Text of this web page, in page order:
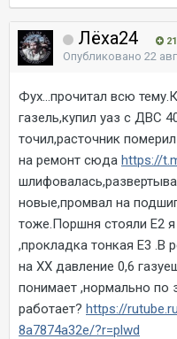
Лёха24
Опубликовано 22
Фух...прочитал всю
газель,купил уаз с ДВС
точил,расточник
на ремонт сюда https://
новые,промвал на
тоже.Поршня стояли Е2
,прокладка тонкая Е3 .В
на ХХ давление 0,6
понимает ,нормально по
работает? https://
8a7874a32e/?r=plwd